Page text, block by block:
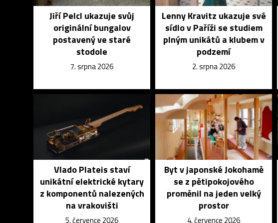
Jiří Pelcl ukazuje svůj
originální bungalov
postavený ve staré
stodole
7. srpna 2026
Lenny Kravitz ukazuje své
sídlo v Paříži se studiem
plným unikátů a klubem v
podzemí
2. srpna 2026
Vlado Plateis staví
unikátní elektrické kytary
z komponentů nalezených
na vrakovišti
5. července 2026
Byt v japonské Jokohamě
se z pětipokojového
proměnil na jeden velký
prostor
4. července 2026